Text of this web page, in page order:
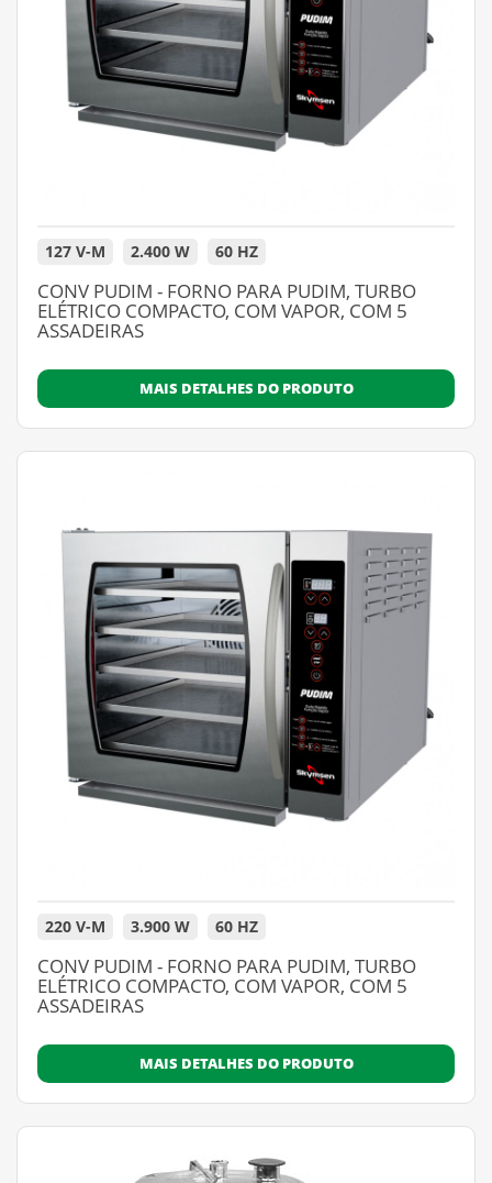
127 V-M 2.400 W 60 HZ
CONV PUDIM - FORNO PARA PUDIM, TURBO
ELÉTRICO COMPACTO, COM VAPOR, COM 5
ASSADEIRAS
MAIS DETALHES DO PRODUTO
220 V-M 3.900 W 60 HZ
CONV PUDIM - FORNO PARA PUDIM, TURBO
ELÉTRICO COMPACTO, COM VAPOR, COM 5
ASSADEIRAS
MAIS DETALHES DO PRODUTO